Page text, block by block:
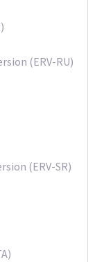
(ERV-RU)
(ERV-SR)